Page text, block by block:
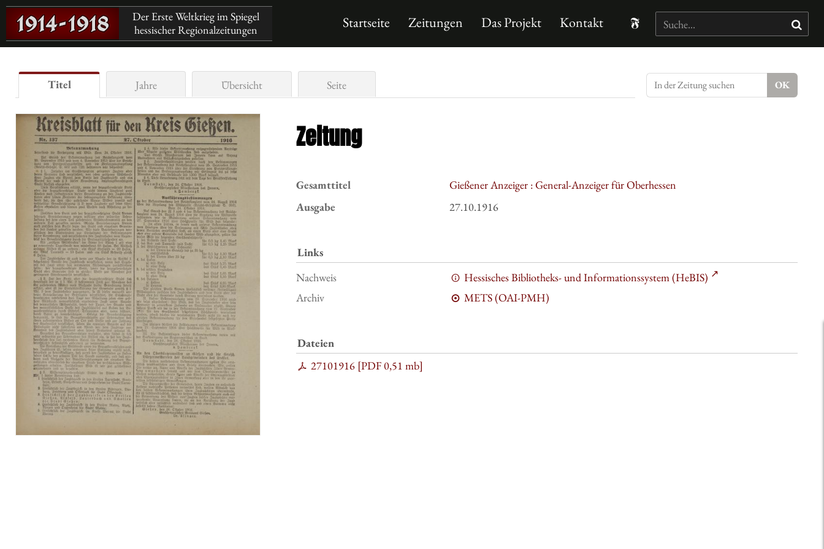
Der Erste Weltkrieg im Spiegel
hessischer Regionalzeitungen
Startseite Zeitungen Das Projekt Kontakt
Titel Jahre Übersicht Seite
Zeitung
Gesamttitel
Gießener Anzeiger : General-Anzeiger für Oberhessen
Ausgabe
27.10.1916
Links
Nachweis
Hessisches Bibliotheks- und Informationssystem (HeBIS)
Archiv
METS (OAI-PMH)
Dateien
27101916 [PDF0,51 mb]